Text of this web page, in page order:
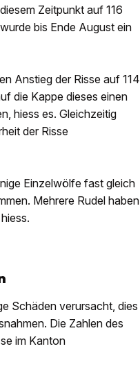
Zeitpunkt auf 116
bis Ende August ein
Anstieg der Risse auf 114
die Kappe dieses einen
hiess es. Gleichzeitig
der Risse
Einzelwölfe fast gleich
Mehrere Rudel haben
Schäden verursacht, dies
Die Zahlen des
im Kanton